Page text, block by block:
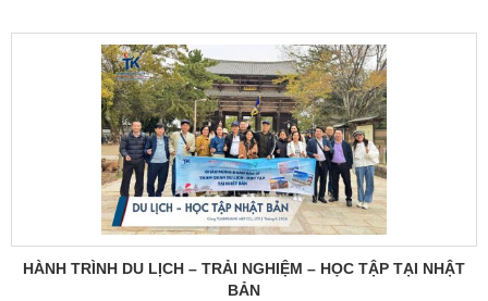
HÀNH TRÌNH DU LỊCH – TRẢI NGHIỆM – HỌC TẬP TẠI NHẬT
BẢN